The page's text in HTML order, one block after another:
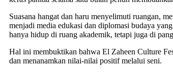
Suasana hangat dan haru menyelimuti ruangan,
menjadi media edukasi dan diplomasi budaya
hanya hidup di ruang akademik, tetapi juga di
Hal ini membuktikan bahwa El Zaheen Culture
dan menanamkan nilai-nilai positif melalui seni.